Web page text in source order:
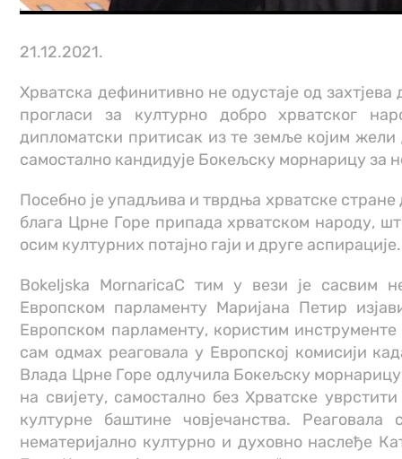
21.12.2021.
Хрватска дефинитивно не одустаје од
прогласи за културно добро хрватског
дипломатски притисак из те земље којим
самостално кандидује Бокељску морнарицу за
Посебно је упадљива и тврдња хрватске стране
блага Црне Горе припада хрватском народу,
осим културних потајно гаји и друге аспирације.
Bokeljska MornaricaС тим у вези је сасвим
Европском парламенту Маријана Петир
Европском парламенту, користим
сам одмах реаговала у Европској комисији
Влада Црне Горе одлучила Бокељску
на свијету, самостално без Хрватске
културне баштине човјечанства.
нематеријално културно и духовно наслеђе